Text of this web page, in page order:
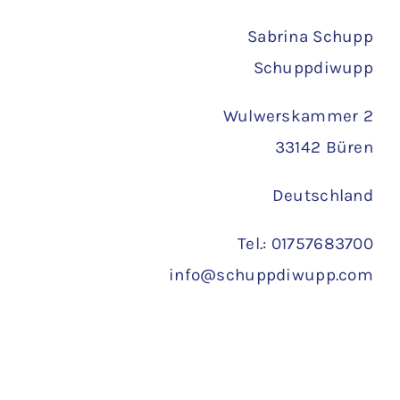
Sabrina Schupp
Schuppdiwupp
Wulwerskammer 2
33142 Büren
Deutschland
Tel.: 01757683700
info@schuppdiwupp.com